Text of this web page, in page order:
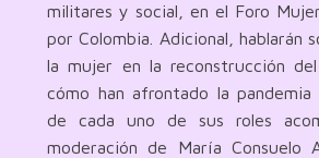
militares y social, en el Foro
por Colombia. Adicional, hablarán
la mujer en la reconstrucción
cómo han afrontado la pandemia
de cada uno de sus roles
moderación de María Consuelo